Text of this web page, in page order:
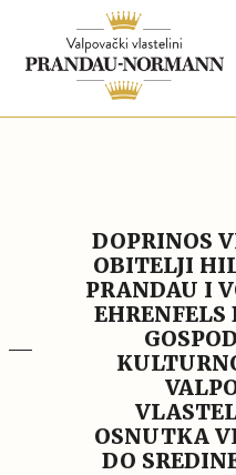
DOPRINOS
OBITELJI
PRANDAU I
OSNUTKA
DO